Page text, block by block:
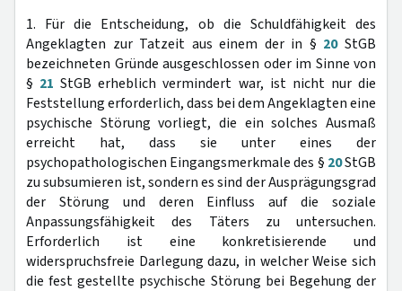
1. Für die Entscheidung, ob die Schuldfähigkeit des
Angeklagten zur Tatzeit aus einem der in § 20StGB
bezeichneten Gründe ausgeschlossen oder im Sinne von
§ 21 StGB erheblich vermindert war, ist nicht nur die
Feststellung erforderlich, dass bei dem Angeklagten eine
psychische Störung vorliegt, die ein solches Ausmaß
erreicht hat, dass sie unter eines der
psychopathologischen Eingangsmerkmale des § 20StGB
zu subsumieren ist, sondern es sind der Ausprägungsgrad
der Störung und deren Einfluss auf die soziale
Anpassungsfähigkeit des Täters zu untersuchen.
Erforderlich ist eine konkretisierende und
widerspruchsfreie Darlegung dazu, in welcher Weise sich
die fest gestellte psychische Störung bei Begehung der